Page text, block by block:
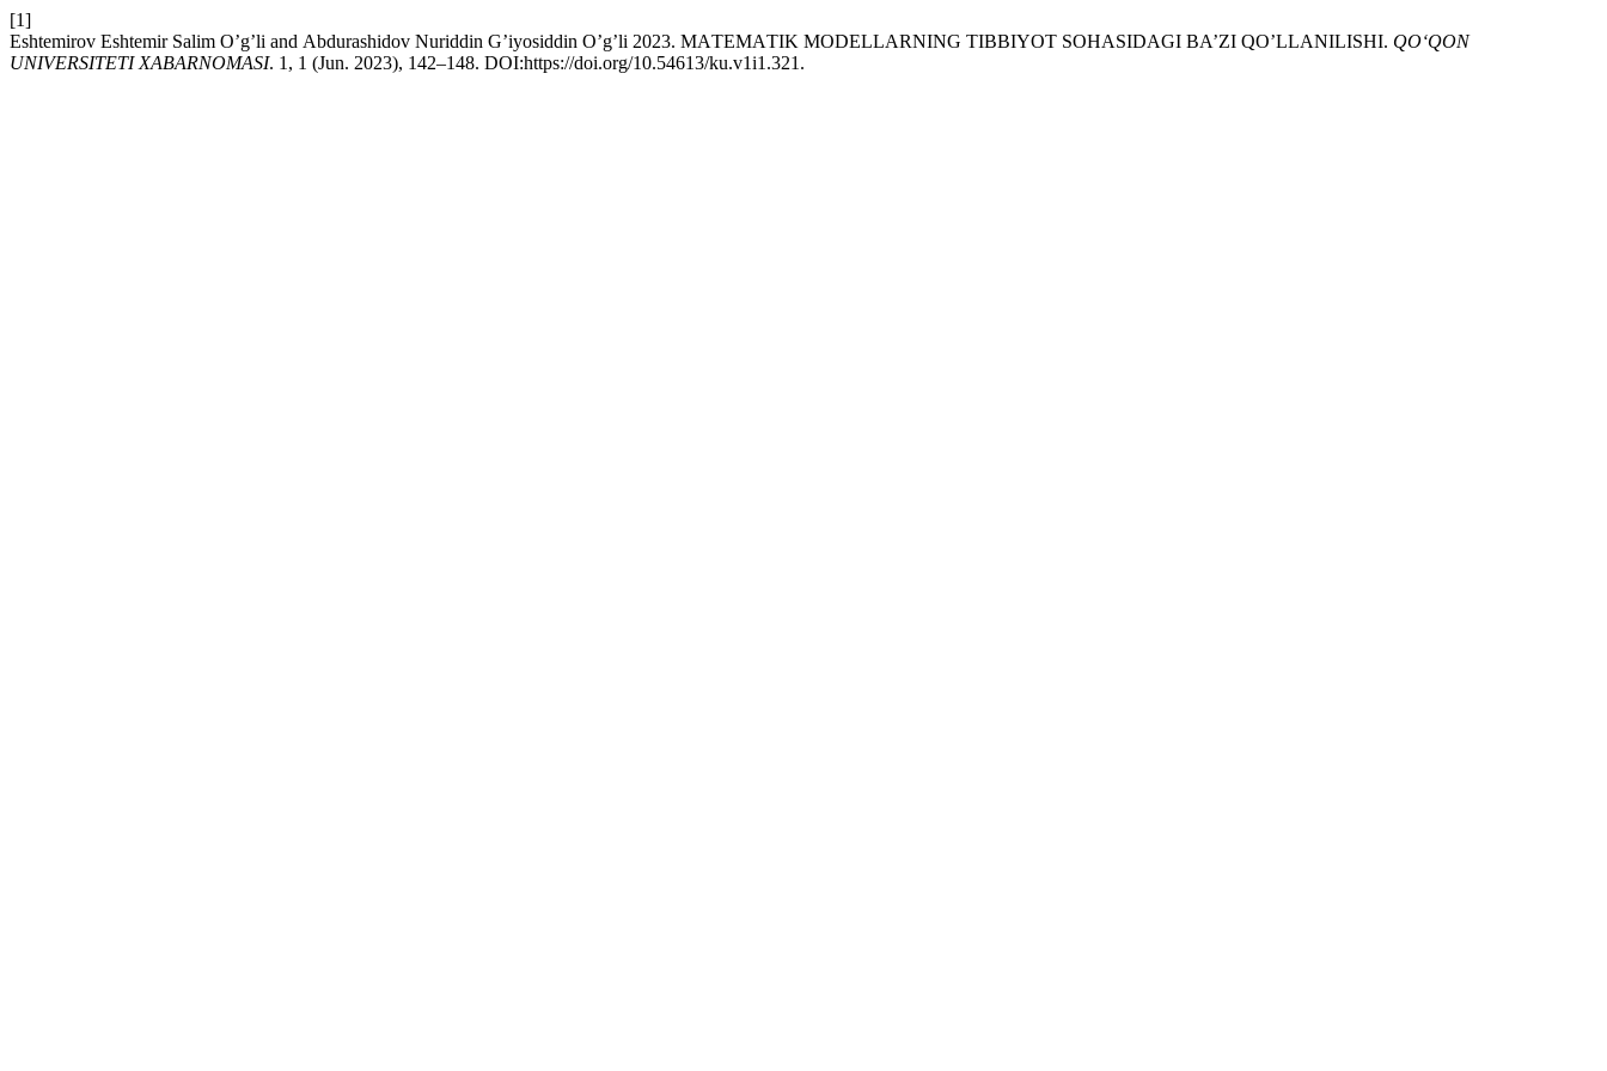
[1]
Eshtemirov Eshtemir Sаlim O’g’li and Аbdurаshidov Nuriddin G’iyosiddin O’g’li 2023. MАTEMАTIK MODELLАRNING TIBBIYOT SOHАSIDАGI BА’ZI QO’LLАNILISHI. QO‘QON
UNIVERSITETI XABARNOMASI. 1, 1 (Jun. 2023), 142–148. DOI:https://doi.org/10.54613/ku.v1i1.321.